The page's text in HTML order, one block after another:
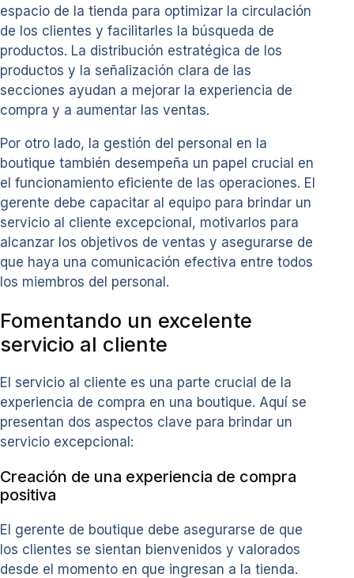
espacio de la tienda para optimizar la circulación
de los clientes y facilitarles la búsqueda de
productos. La distribución estratégica de los
productos y la señalización clara de las
secciones ayudan a mejorar la experiencia de
compra y a aumentar las ventas.
Por otro lado, la gestión del personal en la
boutique también desempeña un papel crucial en
el funcionamiento eficiente de las operaciones. El
gerente debe capacitar al equipo para brindar un
servicio al cliente excepcional, motivarlos para
alcanzar los objetivos de ventas y asegurarse de
que haya una comunicación efectiva entre todos
los miembros del personal.
Fomentando un excelente
servicio al cliente
El servicio al cliente es una parte crucial de la
experiencia de compra en una boutique. Aquí se
presentan dos aspectos clave para brindar un
servicio excepcional:
Creación de una experiencia de compra
positiva
El gerente de boutique debe asegurarse de que
los clientes se sientan bienvenidos y valorados
desde el momento en que ingresan a la tienda.